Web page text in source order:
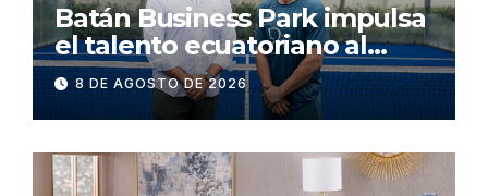
Batán Business Park impulsa
el talento ecuatoriano al
respaldar a los dos mejores
jugadores de pádel del país
8 DE AGOSTO DE 2026